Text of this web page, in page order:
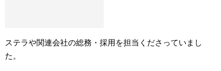
ステラや関連会社の総務・採用を担当くださっていまし
た。